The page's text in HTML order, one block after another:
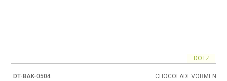
DOTZ
DT-BAK-0504 CHOCOLADEVORMEN